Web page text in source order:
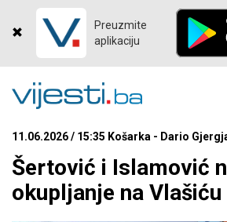
Preuzmite
aplikaciju
11.06.2026 / 15:35 Košarka - Dario
Šertović i Islamović
okupljanje na